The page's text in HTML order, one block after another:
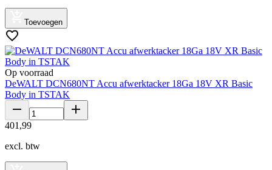
Toevoegen
Op voorraad
DeWALT DCN680NT Accu afwerktacker 18Ga 18V XR Basic
Body in TSTAK
401 ,99
excl. btw